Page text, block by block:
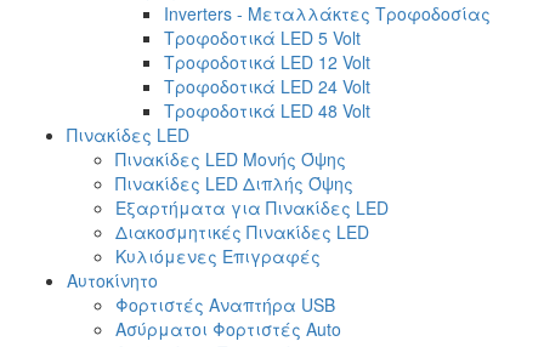
Inverters - Μεταλλάκτες Τροφοδοσίας
Τροφοδοτικά LED 5 Volt
Τροφοδοτικά LED 12 Volt
Τροφοδοτικά LED 24 Volt
Τροφοδοτικά LED 48 Volt
Πινακίδες LED
Πινακίδες LED Μονής Όψης
Πινακίδες LED Διπλής Όψης
Εξαρτήματα για Πινακίδες LED
Διακοσμητικές Πινακίδες LED
Κυλιόμενες Επιγραφές
Αυτοκίνητο
Φορτιστές Αναπτήρα USB
Ασύρματοι Φορτιστές Auto